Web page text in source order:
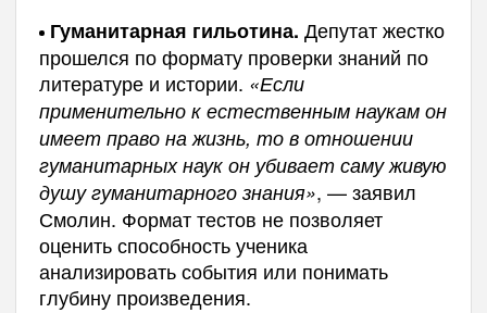
Гуманитарная гильотина. Депутат жестко
прошелся по формату проверки знаний по
литературе и истории. «Если
применительно к естественным наукам он
имеет право на жизнь, то в отношении
гуманитарных наук он убивает саму живую
душу гуманитарного знания», — заявил
Смолин. Формат тестов не позволяет
оценить способность ученика
анализировать события или понимать
глубину произведения.